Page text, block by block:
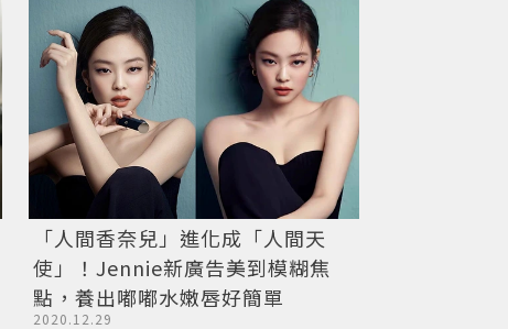
「人間香奈兒」進化成「人間天
使」！Jennie新廣告美到模糊焦
點，養出嘟嘟水嫩唇好簡單
2020.12.29